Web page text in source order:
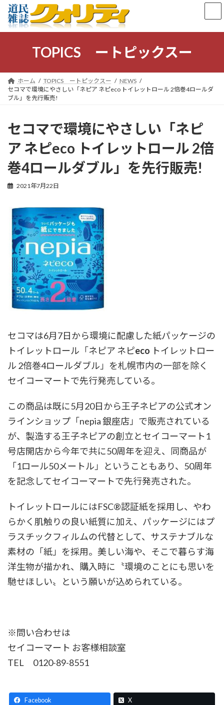
ン
キ
ー
に
TOPICS ートピックスー
ホーム TOPICS ートピックスー
NEWS
セコマで環境にやさしい「ネピア ネピeco トイレットロール 2倍巻4ロールダ
ブル」を先行販売!
セコマで環境にやさしい「ネピ
ア ネピeco トイレットロール 2倍
巻4ロールダブル」を先行販売!
2021年7月22日
セコマは6月7日から環境に配慮した紙パッケージの
トイレットロール「ネピア ネピeco トイレットロー
ル 2倍巻4ロールダブル」を札幌市内の一部を除く
セイコーマートで先行発売している。
この商品は既に5月20日から王子ネピアの公式オン
ラインショップ「nepia 銀座店」で販売されている
が、製造する王子ネピアの創立とセイコーマート1
号店開店から今年で共に50周年を迎え、同商品が
「1ロール50メートル」ということもあり、50周年
を記念してセイコーマートで先行発売された。
トイレットロールにはFSC®認証紙を採用し、やわ
らかく肌触りの良い紙質に加え、パッケージにはプ
ラスチックフィルムの代替として、サステナブルな
素材の「紙」を採用。美しい海や、そこで暮らす海
洋生物が描かれ、購入時に〝環境のことにも思いを
馳せほしい〟という願いが込められている。
※問い合わせは
セイコーマート お客様相談室
TEL 0120-89-8551
Facebook X